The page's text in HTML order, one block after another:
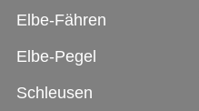
Elbe-Fähren
Elbe-Pegel
Schleusen